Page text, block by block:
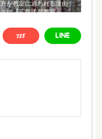
方が教室に通われる理由
とは【広島洋裁教室・…